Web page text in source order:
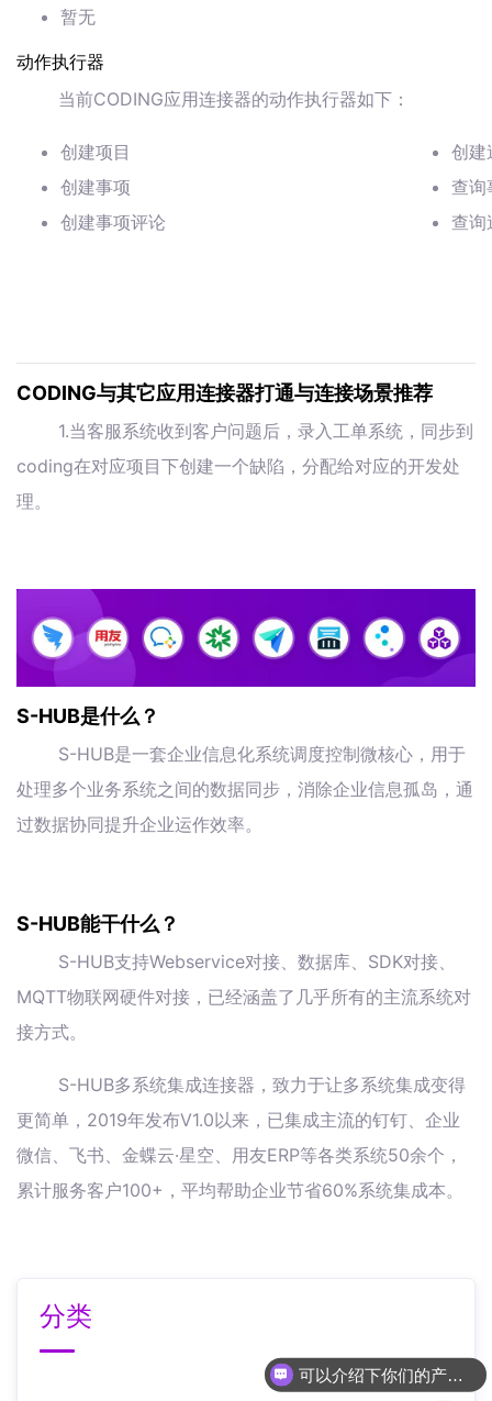
暂无
动作执行器
当前CODING应用连接器的动作执行器如下：
创建项目
创建事项
创建事项评论
创建
查询
查询
CODING与其它应用连接器打通与连接场景推荐
1.当客服系统收到客户问题后，录入工单系统，同步到
coding在对应项目下创建一个缺陷，分配给对应的开发处
理。
S-HUB是什么？
S-HUB是一套企业信息化系统调度控制微核心，用于
处理多个业务系统之间的数据同步，消除企业信息孤岛，通
过数据协同提升企业运作效率。
S-HUB能干什么？
S-HUB支持Webservice对接、数据库、SDK对接、
MQTT物联网硬件对接，已经涵盖了几乎所有的主流系统对
接方式。
S-HUB多系统集成连接器，致力于让多系统集成变得
更简单，2019年发布V1.0以来，已集成主流的钉钉、企业
微信、飞书、金蝶云·星空、用友ERP等各类系统50余个，
累计服务客户100+，平均帮助企业节省60%系统集成本。
分类
可以介绍下你们的产品么
你们是怎么收费的呢